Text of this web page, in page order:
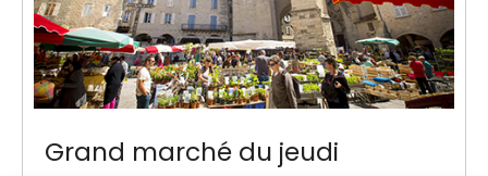
Grand marché du jeudi